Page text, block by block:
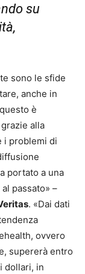
su
sono le sfide
anche in
è
alla
i problemi di
portato a una
passato» –
. «Dai dati
ovvero
supererà entro
dollari, in